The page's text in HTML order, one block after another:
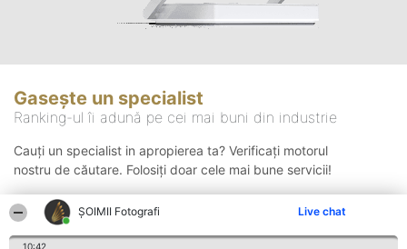
ȘOIMII Fotografi Live chat
10:42
Gasește un specialist
Ranking-ul îi adună pe cei mai buni din industrie
Cauți un specialist in apropierea ta? Verificați motorul
nostru de căutare. Folosiți doar cele mai bune servicii!